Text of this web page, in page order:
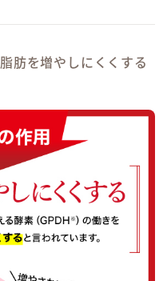
肪を増やしにくくする